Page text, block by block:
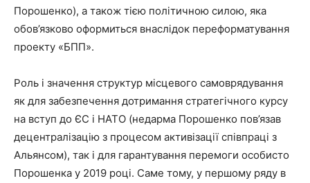
Порошенко), а також тією політичною силою, яка
обов’язково оформиться внаслідок переформатування
проекту «БПП».
Роль і значення структур місцевого самоврядування
як для забезпечення дотримання стратегічного курсу
на вступ до ЄС і НАТО (недарма Порошенко пов’язав
децентралізацію з процесом активізації співпраці з
Альянсом), так і для гарантування перемоги особисто
Порошенка у 2019 році. Саме тому, у першому ряду в